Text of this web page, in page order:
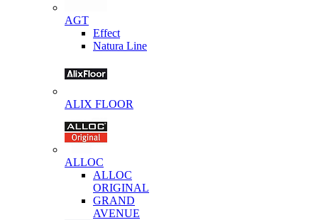
AGT
Effect
Natura Line
ALIX FLOOR
ALLOC
ALLOC
ORIGINAL
GRAND
AVENUE